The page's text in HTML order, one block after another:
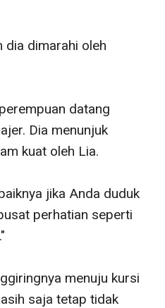
dia dimarahi oleh
datang
Dia menunjuk
kuat oleh Lia.
jika Anda duduk
perhatian seperti
menuju kursi
saja tetap tidak